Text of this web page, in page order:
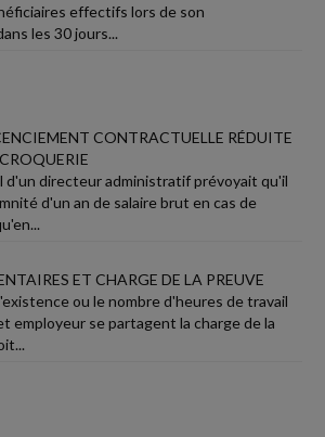
effectifs lors de son
les 30 jours...
CONTRACTUELLE RÉDUITE
d'un directeur administratif prévoyait qu'il
d'un an de salaire brut en cas de
ET CHARGE DE LA PREUVE
ou le nombre d'heures de travail
employeur se partagent la charge de la